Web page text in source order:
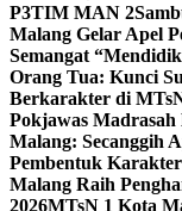
P3TIM MAN 2
Malang Gelar Apel
Semangat
Orang Tua: Kunci
Berkarakter di
Pokjawas
Malang: Secanggih
Pembentuk
Malang Raih
2026MTsN 1 Kota